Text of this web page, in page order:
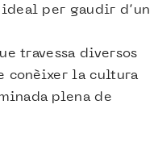
ideal per gaudir d’un
travessa diversos
conèixer la cultura
plena de